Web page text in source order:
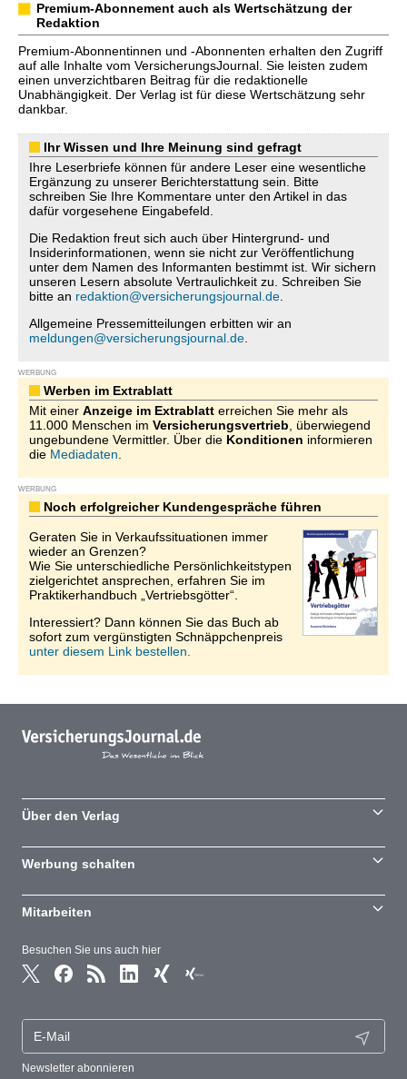
Premium-Abonnement auch als Wertschätzung der
Redaktion
Premium-Abonnentinnen und -Abonnenten erhalten den Zugriff
auf alle Inhalte vom VersicherungsJournal. Sie leisten zudem
einen unverzichtbaren Beitrag für die redaktionelle
Unabhängigkeit. Der Verlag ist für diese Wertschätzung sehr
dankbar.
Ihr Wissen und Ihre Meinung sind gefragt
Ihre Leserbriefe können für andere Leser eine wesentliche
Ergänzung zu unserer Berichterstattung sein. Bitte
schreiben Sie Ihre Kommentare unter den Artikel in das
dafür vorgesehene Eingabefeld.
Die Redaktion freut sich auch über Hintergrund- und
Insiderinformationen, wenn sie nicht zur Veröffentlichung
unter dem Namen des Informanten bestimmt ist. Wir sichern
unseren Lesern absolute Vertraulichkeit zu. Schreiben Sie
bitte an redaktion@versicherungsjournal.de
Allgemeine Pressemitteilungen erbitten wir an
meldungen@versicherungsjournal.de
WERBUNG
Werben im Extrablatt
Mit einer Anzeige im Extrablatt erreichen Sie mehr als
11.000 Menschen im Versicherungsvertrieb , überwiegend
ungebundene Vermittler. Über die Konditionen informieren
die Mediadaten
WERBUNG
Noch erfolgreicher Kundengespräche führen
Geraten Sie in Verkaufssituationen immer
wieder an Grenzen?
Wie Sie unterschiedliche Persönlichkeitstypen
zielgerichtet ansprechen, erfahren Sie im
Praktikerhandbuch „Vertriebsgötter“.
Interessiert? Dann können Sie das Buch ab
sofort zum vergünstigten Schnäppchenpreis
unter diesem Link bestellen.
Besuchen Sie uns auch hier
Newsletter abonnieren
Über den Verlag
Werbung schalten
Mitarbeiten